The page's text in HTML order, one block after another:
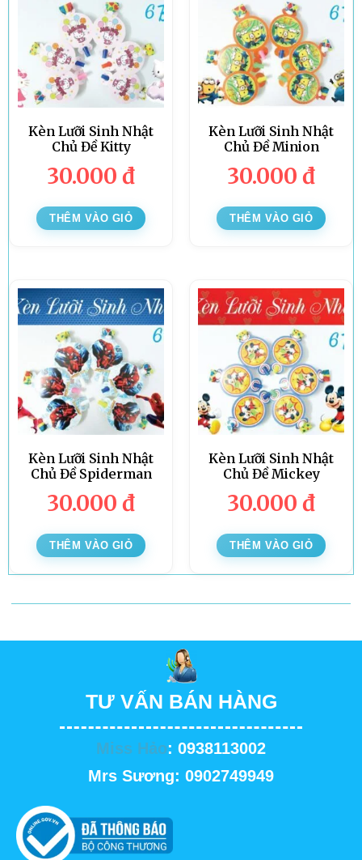
Kèn Lưỡi Sinh Nhật
Chủ Đề Kitty
30.000 đ
THÊM VÀO GIỎ
Kèn Lưỡi Sinh Nhật
Chủ Đề Minion
30.000 đ
THÊM VÀO GIỎ
Kèn Lưỡi Sinh Nhật
Chủ Đề Spiderman
30.000 đ
THÊM VÀO GIỎ
Kèn Lưỡi Sinh Nhật
Chủ Đề Mickey
30.000 đ
THÊM VÀO GIỎ
TƯ VẤN BÁN HÀNG
Miss Hảo: 0938113002
Mrs Sương: 0902749949